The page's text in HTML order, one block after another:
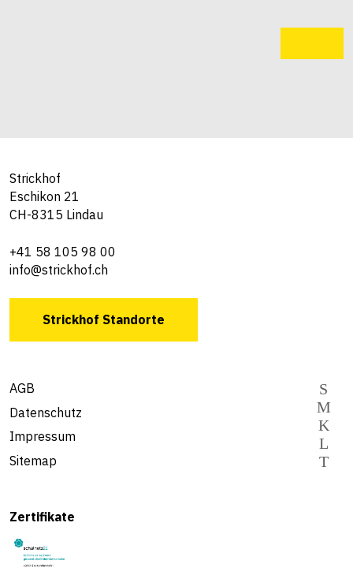
Strickhof
Eschikon 21
CH-8315 Lindau
+41 58 105 98 00
info@strickhof.ch
Strickhof Standorte
AGB
Datenschutz
Impressum
Sitemap
Zertifikate